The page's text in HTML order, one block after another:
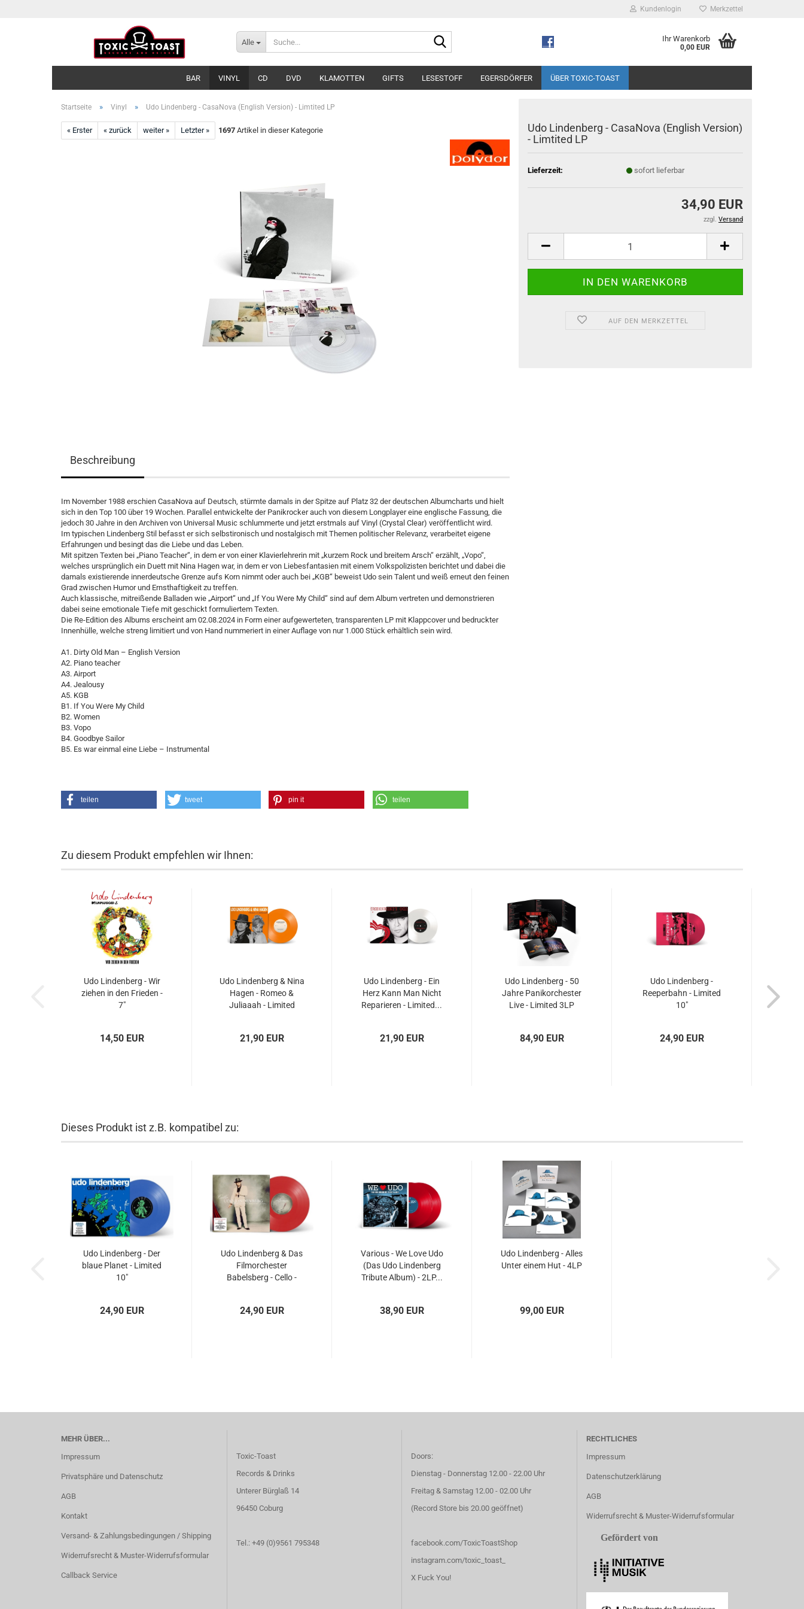
Kundenlogin Merkzettel
Alle Ihr Warenkorb
0,00 EUR
BAR VINYL CD DVD KLAMOTTEN GIFTS LESESTOFF EGERSDÖRFER ÜBER TOXIC-TOAST
Startseite » Vinyl » Udo Lindenberg - CasaNova (English Version) - Limtited LP
« Erster « zurück weiter » Letzter » 1697 Artikel in dieser Kategorie
Udo Lindenberg - CasaNova (English Version)
- Limtited LP
Lieferzeit: sofort lieferbar
34,90 EUR
zzgl. Versand
AUF DEN MERKZETTEL
Beschreibung
Im November 1988 erschien CasaNova auf Deutsch, stürmte damals in der Spitze auf Platz 32 der deutschen Albumcharts und hielt
sich in den Top 100 über 19 Wochen. Parallel entwickelte der Panikrocker auch von diesem Longplayer eine englische Fassung, die
jedoch 30 Jahre in den Archiven von Universal Music schlummerte und jetzt erstmals auf Vinyl (Crystal Clear) veröffentlicht wird.
Im typischen Lindenberg Stil befasst er sich selbstironisch und nostalgisch mit Themen politischer Relevanz, verarbeitet eigene
Erfahrungen und besingt das die Liebe und das Leben.
Mit spitzen Texten bei „Piano Teacher“, in dem er von einer Klavierlehrerin mit „kurzem Rock und breitem Arsch“ erzählt, „Vopo“,
welches ursprünglich ein Duett mit Nina Hagen war, in dem er von Liebesfantasien mit einem Volkspolizisten berichtet und dabei die
damals existierende innerdeutsche Grenze aufs Korn nimmt oder auch bei „KGB“ beweist Udo sein Talent und weiß erneut den feinen
Grad zwischen Humor und Ernsthaftigkeit zu treffen.
Auch klassische, mitreißende Balladen wie „Airport“ und „If You Were My Child“ sind auf dem Album vertreten und demonstrieren
dabei seine emotionale Tiefe mit geschickt formuliertem Texten.
Die Re-Edition des Albums erscheint am 02.08.2024 in Form einer aufgewerteten, transparenten LP mit Klappcover und bedruckter
Innenhülle, welche streng limitiert und von Hand nummeriert in einer Auflage von nur 1.000 Stück erhältlich sein wird.
A1. Dirty Old Man – English Version
A2. Piano teacher
A3. Airport
A4. Jealousy
A5. KGB
B1. If You Were My Child
B2. Women
B3. Vopo
B4. Goodbye Sailor
B5. Es war einmal eine Liebe – Instrumental
teilen tweet pin it teilen
Zu diesem Produkt empfehlen wir Ihnen:
Udo Lindenberg - Wir
ziehen in den Frieden -
7"
14,50 EUR
Udo Lindenberg & Nina
Hagen - Romeo &
Juliaaah - Limited
21,90 EUR
Udo Lindenberg - Ein
Herz Kann Man Nicht
Reparieren - Limited...
21,90 EUR
Udo Lindenberg - 50
Jahre Panikorchester
Live - Limited 3LP
84,90 EUR
Udo Lindenberg -
Reeperbahn - Limited
10"
24,90 EUR
Dieses Produkt ist z.B. kompatibel zu:
Udo Lindenberg - Der
blaue Planet - Limited
10"
24,90 EUR
Udo Lindenberg & Das
Filmorchester
Babelsberg - Cello -
24,90 EUR
Various - We Love Udo
(Das Udo Lindenberg
Tribute Album) - 2LP...
38,90 EUR
Udo Lindenberg - Alles
Unter einem Hut - 4LP
99,00 EUR
MEHR ÜBER...
Impressum
Privatsphäre und Datenschutz
AGB
Kontakt
Versand- & Zahlungsbedingungen / Shipping
Widerrufsrecht & Muster-Widerrufsformular
Callback Service
Toxic-Toast
Records & Drinks
Unterer Bürglaß 14
96450 Coburg
Tel.: +49 (0)9561 795348
Doors:
Dienstag - Donnerstag 12.00 - 22.00 Uhr
Freitag & Samstag 12.00 - 02.00 Uhr
(Record Store bis 20.00 geöffnet)
facebook.com/ToxicToastShop
instagram.com/toxic_toast_
X Fuck You!
RECHTLICHES
Impressum
Datenschutzerklärung
AGB
Widerrufsrecht & Muster-Widerrufsformular
Gefördert von